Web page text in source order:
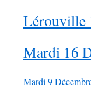
Lérouville
Mardi 16
Mardi 9